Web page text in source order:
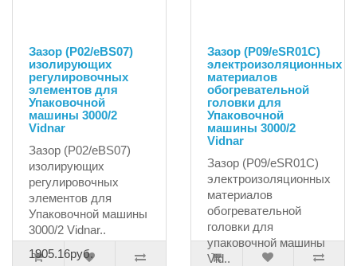
Зазор (P02/eBS07)
изолирующих
регулировочных
элементов для
Упаковочной
машины 3000/2
Vidnar
Зазор (P02/eBS07)
изолирующих
регулировочных
элементов для
Упаковочной машины
3000/2 Vidnar..
1905.16руб.
Зазор (P09/eSR01C)
электроизоляционных
материалов
обогревательной
головки для
Упаковочной
машины 3000/2
Vidnar
Зазор (P09/eSR01C)
электроизоляционных
материалов
обогревательной
головки для
упаковочной машины
Vid..